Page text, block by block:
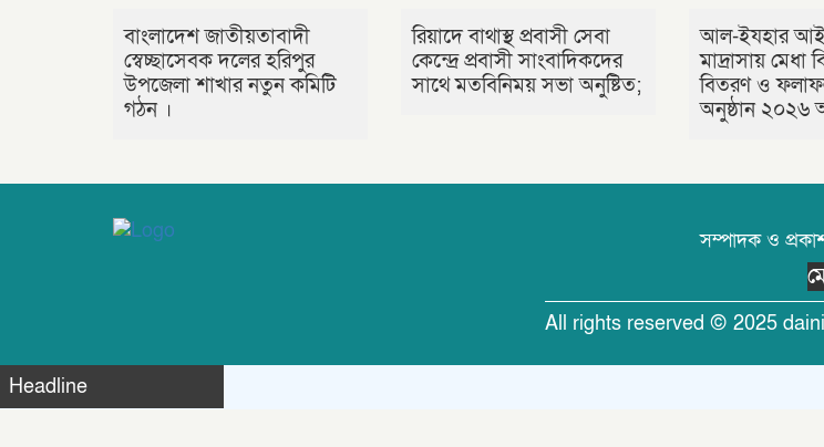
বাংলাদেশ জাতীয়তাবাদী
স্বেচ্ছাসেবক দলের হরিপুর
উপজেলা শাখার নতুন কমিটি
গঠন ।
রিয়াদে বাথাস্থ প্রবাসী সেবা
কেন্দ্রে প্রবাসী সাংবাদিকদের
সাথে মতবিনিময় সভা অনুষ্টিত;
আল-ইযহার
মাদ্রাসায়
বিতরণ ও
অনুষ্ঠান ২০২৬
সম্পাদক ও
All rights reserved © 2025
Headline